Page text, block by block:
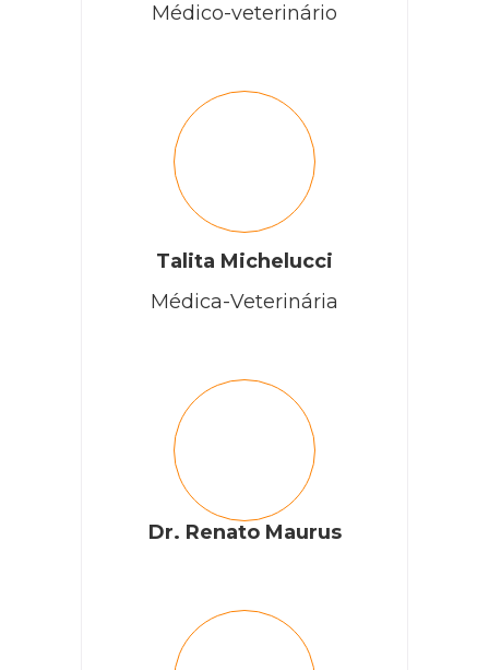
Médico-veterinário
Talita Michelucci
Médica-Veterinária
Dr. Renato Maurus